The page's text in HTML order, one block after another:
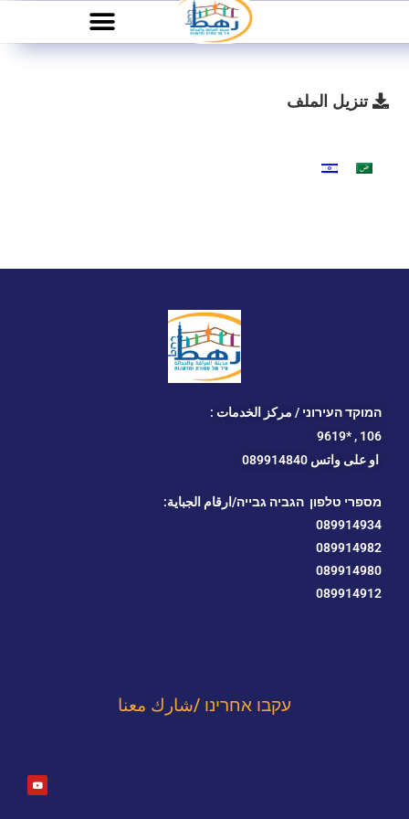
تنزيل الملف
המוקד העירוני / مركز الخدمات :
106 ,
*9619
او على واتس 089914840
מספרי טלפון הגביה גבייה/ارقام الجباية:
089914934
089914982
089914980
089914912
עקבו אחרינו /شارك معنا